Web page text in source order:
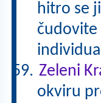
hitro se
čudovite
Zeleni
okviru